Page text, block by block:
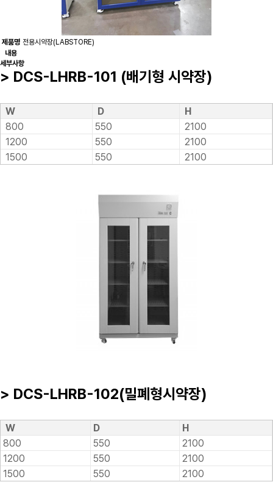
제품명 전용시약장(LABSTORE)
내용
세부사항
> DCS-LHRB-101 (배기형 시약장)
W D
H
800
550
2100
1200
550
2100
1500
550 2100
> DCS-LHRB-102(밀폐형시약장)
W D
H
800
550
2100
1200
550
2100
1500
550 2100